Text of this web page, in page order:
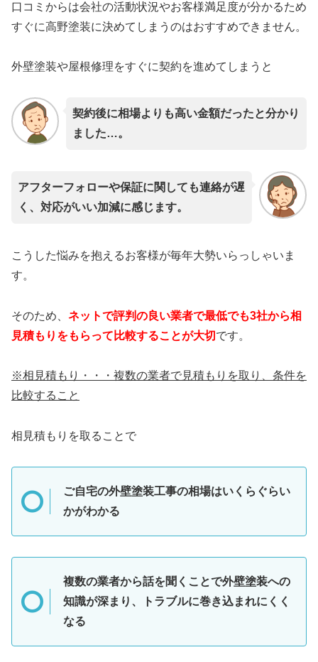
口コミからは会社の活動状況やお客様満足度が分かるため
すぐに高野塗装に決めてしまうのはおすすめできません。
外壁塗装や屋根修理をすぐに契約を進めてしまうと
契約後に相場よりも高い金額だったと分かり
ました…。
アフターフォローや保証に関しても連絡が遅
く、対応がいい加減に感じます。
こうした悩みを抱えるお客様が毎年大勢いらっしゃいま
す。
そのため、 ネットで評判の良い業者で最低でも3社から相
見積もりをもらって比較することが大切です。
※相見積もり・・・複数の業者で見積もりを取り、条件を
比較すること
相見積もりを取ることで
ご自宅の外壁塗装工事の相場はいくらぐらい
かがわかる
複数の業者から話を聞くことで外壁塗装への
知識が深まり、トラブルに巻き込まれにくく
なる